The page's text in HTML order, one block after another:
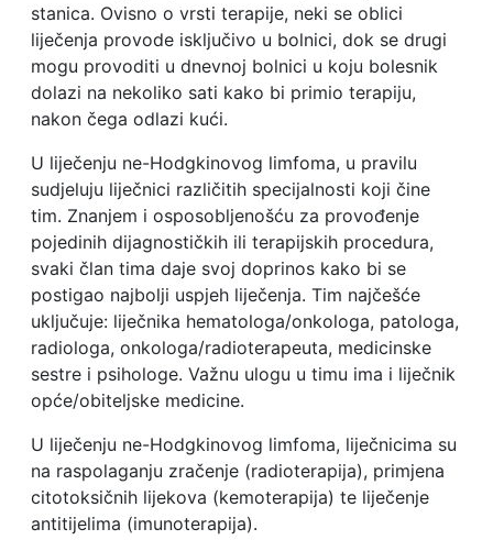
stanica. Ovisno o vrsti terapije, neki se oblici
liječenja provode isključivo u bolnici, dok se drugi
mogu provoditi u dnevnoj bolnici u koju bolesnik
dolazi na nekoliko sati kako bi primio terapiju,
nakon čega odlazi kući.
U liječenju ne-Hodgkinovog limfoma, u pravilu
sudjeluju liječnici različitih specijalnosti koji čine
tim. Znanjem i osposobljenošću za provođenje
pojedinih dijagnostičkih ili terapijskih procedura,
svaki član tima daje svoj doprinos kako bi se
postigao najbolji uspjeh liječenja. Tim najčešće
uključuje: liječnika hematologa/onkologa, patologa,
radiologa, onkologa/radioterapeuta, medicinske
sestre i psihologe. Važnu ulogu u timu ima i liječnik
opće/obiteljske medicine.
U liječenju ne-Hodgkinovog limfoma, liječnicima su
na raspolaganju zračenje (radioterapija), primjena
citotoksičnih lijekova (kemoterapija) te liječenje
antitijelima (imunoterapija).